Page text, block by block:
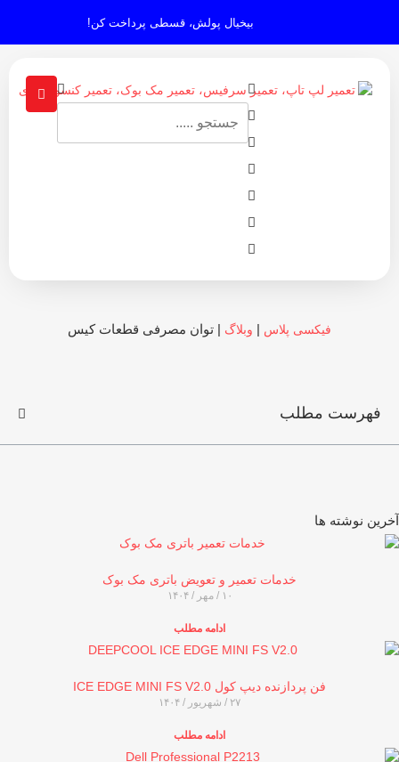
بیخیال پولش، قسطی پرداخت کن!
فیکسی پلاس| وبلاگ| توان مصرفی قطعات کیس
فهرست مطلب
نوشته ها
خدمات تعمیر و تعویض باتری مک بوک
۱۰ / مهر / ۱۴۰۴
ادامه مطلب
فن پردازنده دیپ کول ICE EDGE MINI FS V2.0
۲۷ / شهریور / ۱۴۰۴
ادامه مطلب